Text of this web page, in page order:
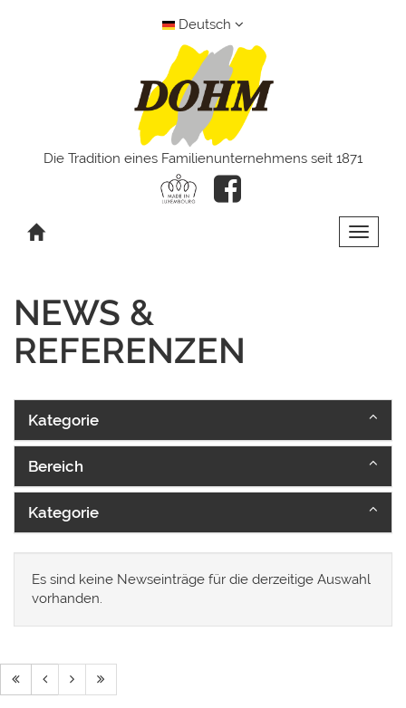
Deutsch
Die Tradition eines Familienunternehmens seit 1871
Toggle
NEWS &
REFERENZEN
Kategorie
Bereich
Kategorie
Es sind keine Newseinträge für die derzeitige Auswahl
vorhanden.